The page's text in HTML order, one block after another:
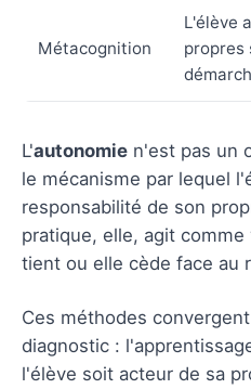
Métacognition
L'élève
propres
L'autonomie n'est pas un
le mécanisme par lequel
responsabilité de son
pratique, elle, agit
tient ou elle cède face au
Ces méthodes
diagnostic :
l'élève soit acteur de sa